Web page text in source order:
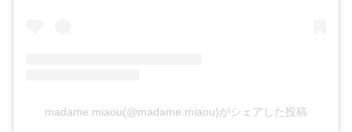
madame.miaou(@madame.miaou)がシェアした投稿